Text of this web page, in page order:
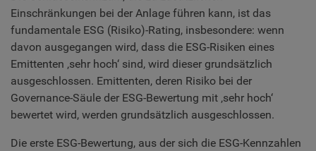
Einschränkungen bei der Anlage führen kann, ist das
fundamentale ESG (Risiko)-Rating, insbesondere: wenn
davon ausgegangen wird, dass die ESG-Risiken eines
Emittenten ‚sehr hoch‘ sind, wird dieser grundsätzlich
ausgeschlossen. Emittenten, deren Risiko bei der
Governance-Säule der ESG-Bewertung mit ‚sehr hoch‘
bewertet wird, werden grundsätzlich ausgeschlossen.
Die erste ESG-Bewertung, aus der sich die ESG-Kennzahlen